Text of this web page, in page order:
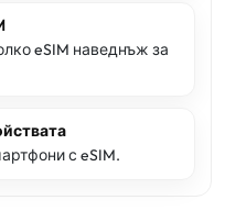
eSIM наведнъж за
с eSIM.